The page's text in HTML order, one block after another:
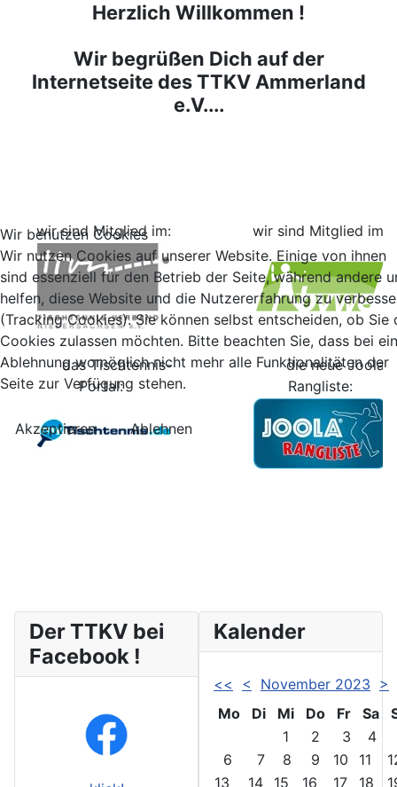
Herzlich Willkommen !
Wir begrüßen Dich auf der
Internetseite des TTKV Ammerland
e.V....
wir sind Mitglied im: wir sind Mitglied im:
das Tischtennis-
Portal:
die neue Joola
Rangliste:
Der TTKV bei
Facebook !
Kalender
<< < November 2023 >
Mo
Di Mi Do Fr Sa
1
2 3 4
6
7 8 9 10 11
13
14 15 16 17 18
Wir benutzen Cookies
Wir nutzen Cookies auf unserer Website. Einige von ihnen
sind essenziell für den Betrieb der Seite, während andere
helfen, diese Website und die Nutzererfahrung zu
(Tracking Cookies). Sie können selbst entscheiden, ob Sie
Cookies zulassen möchten. Bitte beachten Sie, dass bei
Ablehnung womöglich nicht mehr alle Funktionalitäten der
Seite zur Verfügung stehen.
Akzeptieren Ablehnen